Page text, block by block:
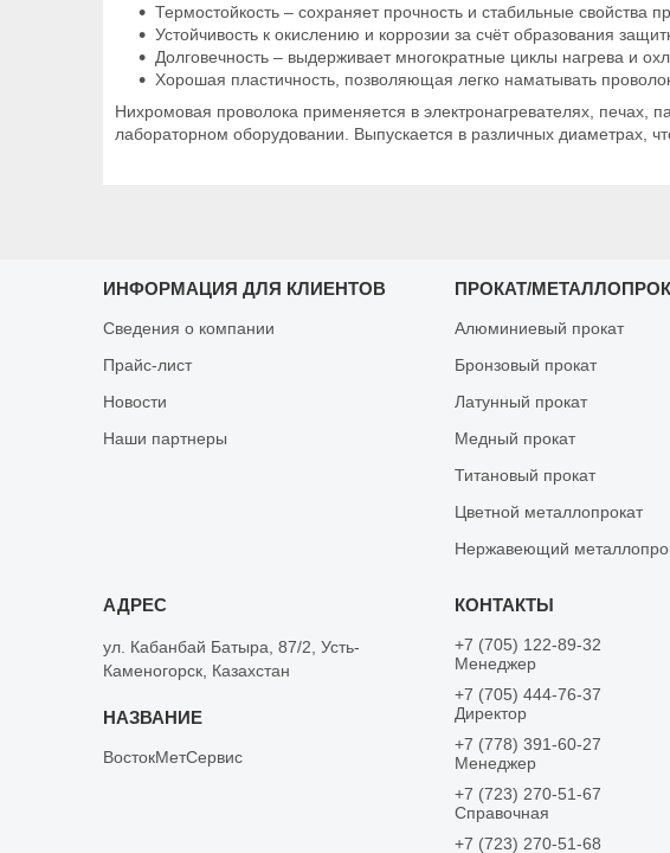
Термостойкость – сохраняет прочность и стабильные свойства
Устойчивость к окислению и коррозии за счёт образования
Долговечность – выдерживает многократные циклы нагрева и
Хорошая пластичность, позволяющая легко наматывать
Нихромовая проволока применяется в электронагревателях, печах,
лабораторном оборудовании. Выпускается в различных диаметрах,
ИНФОРМАЦИЯ ДЛЯ КЛИЕНТОВ
Сведения о компании
Прайс-лист
Новости
Наши партнеры
ПРОКАТ/
Алюминиевый прокат
Бронзовый прокат
Латунный прокат
Медный прокат
Титановый прокат
Цветной металлопрокат
Нержавеющий
ул. Кабанбай Батыра, 87/2, Усть-
Каменогорск, Казахстан
ВостокМетСервис
+7 (705) 122-89-32
Менеджер
+7 (705) 444-76-37
Директор
+7 (778) 391-60-27
Менеджер
+7 (723) 270-51-67
Справочная
+7 (723) 270-51-68